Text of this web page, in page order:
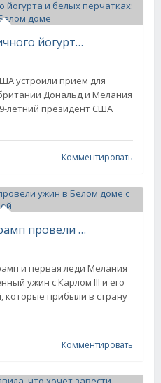
В платье цвета клубничного йогурта и белых перчатках: Мелания Трамп на банкете в Белом доме
устроили прием для
Дональд и Мелания
летний президент США
Комментировать
Дональд и Мелания Трамп провели ужин в Белом доме с Карлом III и королевой Камиллой
и первая леди Мелания
ужин с Карлом III и его
которые прибыли в страну
Комментировать